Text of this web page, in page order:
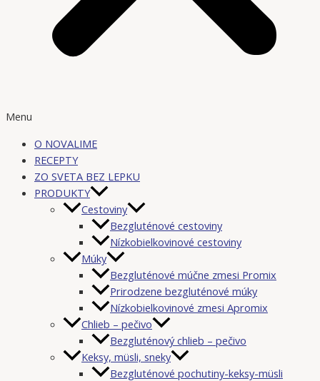
Menu
O NOVALIME
RECEPTY
ZO SVETA BEZ LEPKU
PRODUKTY
Cestoviny
Bezgluténové cestoviny
Nízkobielkovinové cestoviny
Múky
Bezgluténové múčne zmesi Promix
Prirodzene bezgluténové múky
Nízkobielkovinové zmesi Apromix
Chlieb – pečivo
Bezgluténový chlieb – pečivo
Keksy, müsli, sneky
Bezgluténové pochutiny-keksy-müsli